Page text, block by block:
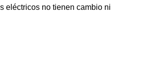
eléctricos no tienen cambio ni